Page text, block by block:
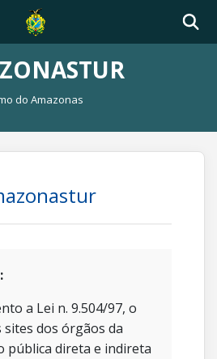
do Amazonas
a Lei n. 9.504/97, o
dos órgãos da
pública direta e indireta